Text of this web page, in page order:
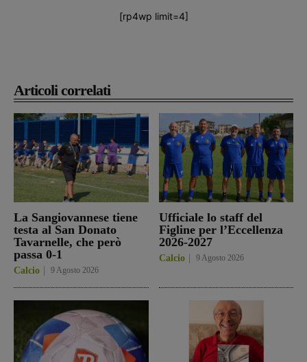
Articoli correlati
La Sangiovannese tiene
testa al San Donato
Tavarnelle, che però
passa 0-1
Calcio 9 Agosto 2026
Ufficiale lo staff del
Figline per l’Eccellenza
2026-2027
Calcio 9 Agosto 2026
[rp4wp limit=4]